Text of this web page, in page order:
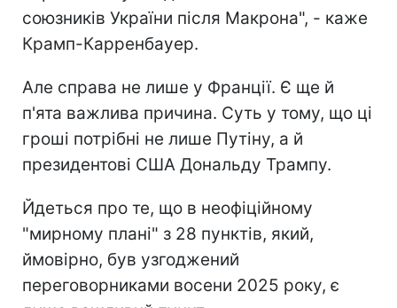
союзників України після Макрона", - каже
Крамп-Карренбауер.
Але справа не лише у Франції. Є ще й
п'ята важлива причина. Суть у тому, що ці
гроші потрібні не лише Путіну, а й
президентові США Дональду Трампу.
Йдеться про те, що в неофіційному
"мирному плані" з 28 пунктів, який,
ймовірно, був узгоджений
переговорниками восени 2025 року, є